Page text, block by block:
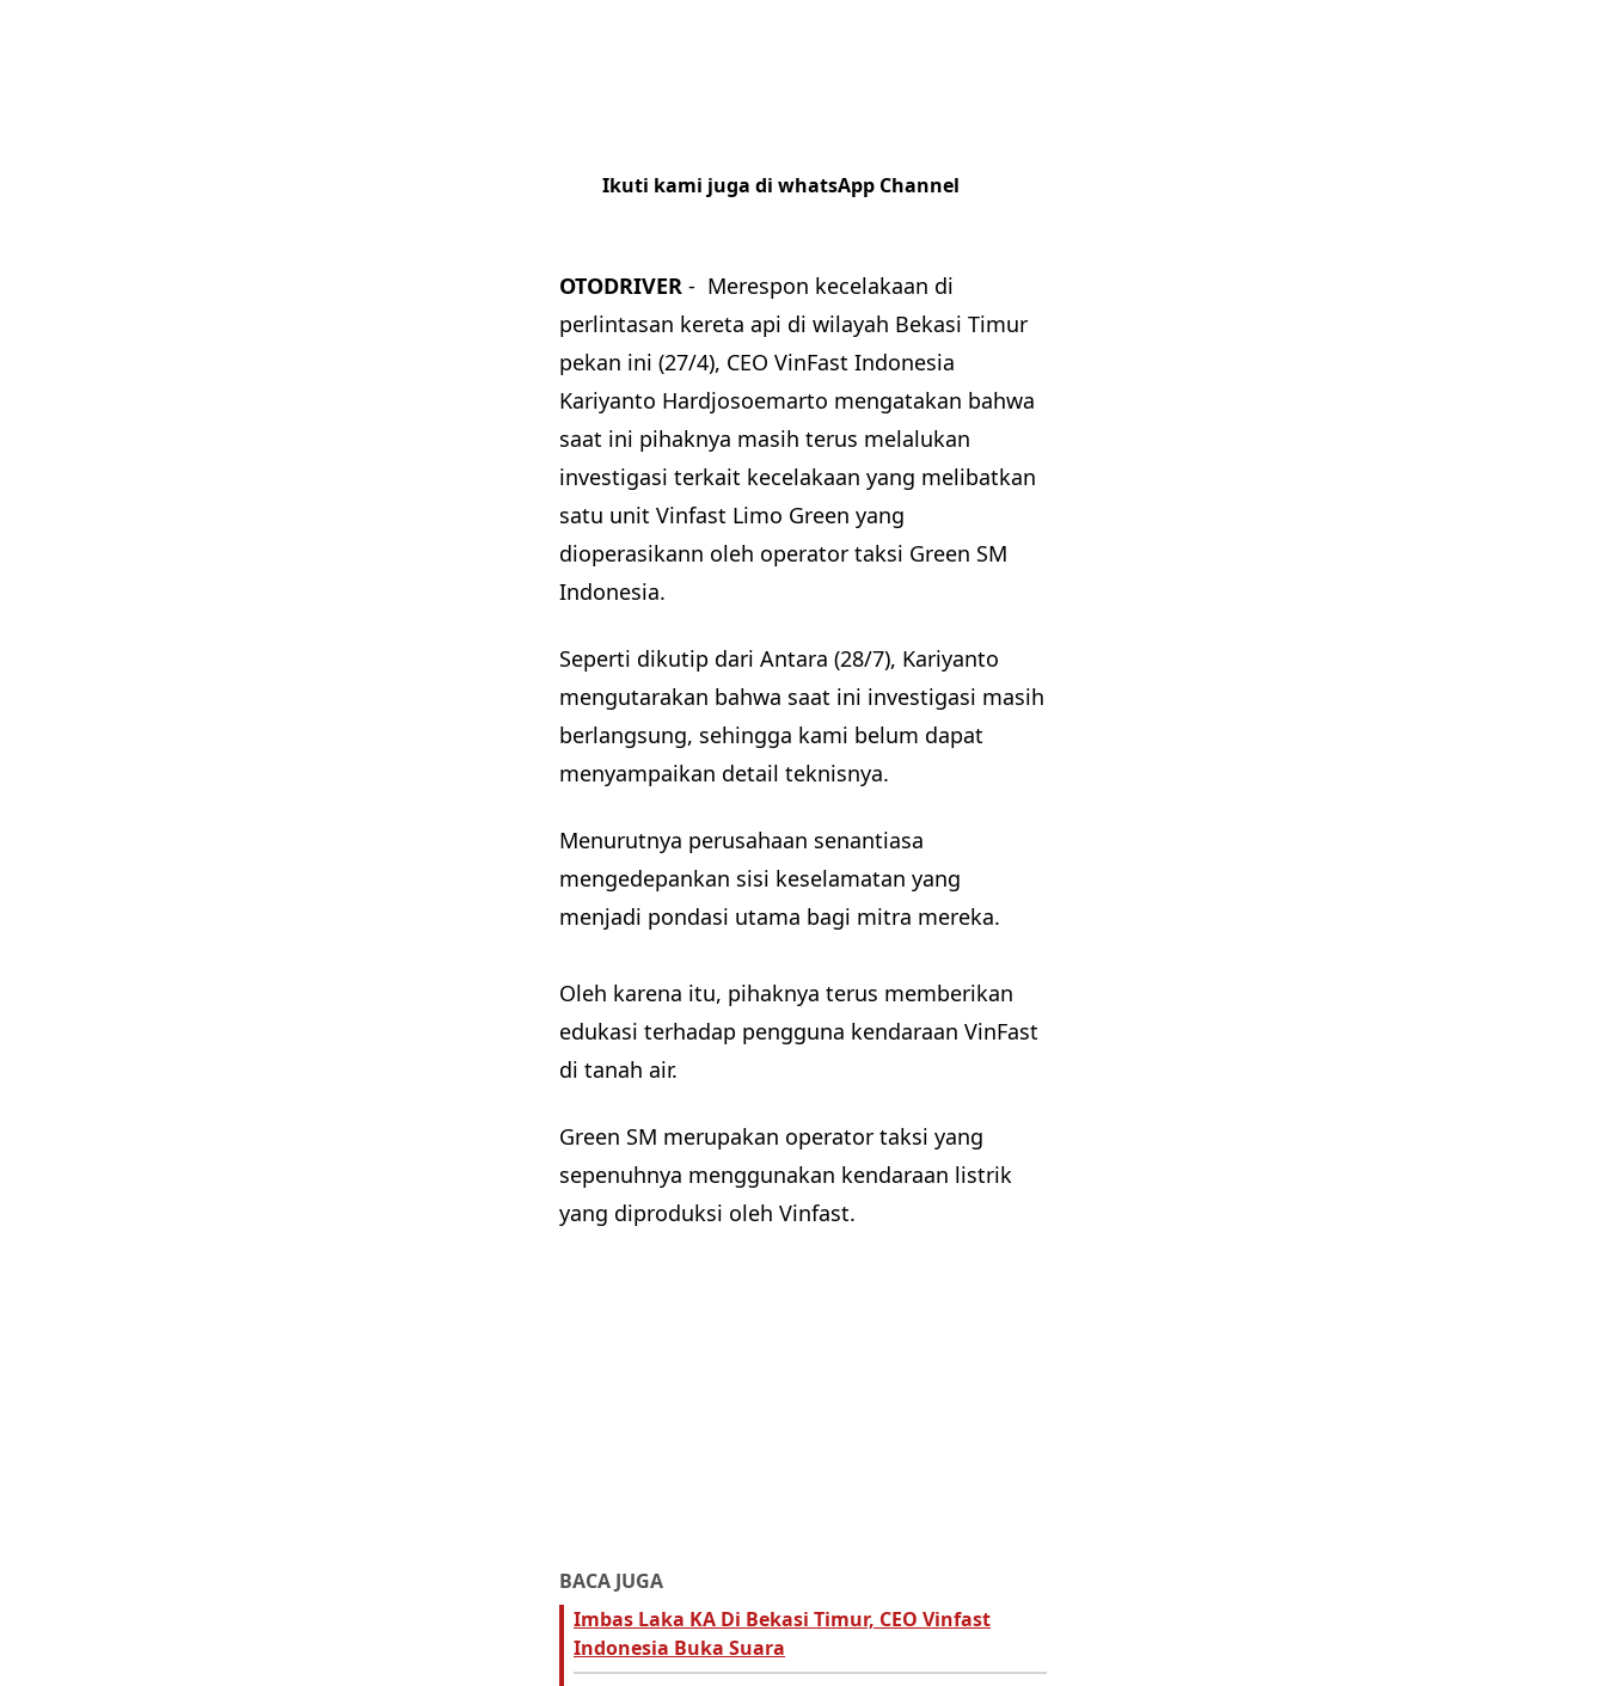
Ikuti kami juga di whatsApp Channel
OTODRIVER - Merespon kecelakaan di
perlintasan kereta api di wilayah Bekasi Timur
pekan ini (27/4), CEO VinFast Indonesia
Kariyanto Hardjosoemarto mengatakan bahwa
saat ini pihaknya masih terus melalukan
investigasi terkait kecelakaan yang melibatkan
satu unit Vinfast Limo Green yang
dioperasikann oleh operator taksi Green SM
Indonesia.
Seperti dikutip dari Antara (28/7), Kariyanto
mengutarakan bahwa saat ini investigasi masih
berlangsung, sehingga kami belum dapat
menyampaikan detail teknisnya.
Menurutnya perusahaan senantiasa
mengedepankan sisi keselamatan yang
menjadi pondasi utama bagi mitra mereka.
Oleh karena itu, pihaknya terus memberikan
edukasi terhadap pengguna kendaraan VinFast
di tanah air.
Green SM merupakan operator taksi yang
sepenuhnya menggunakan kendaraan listrik
yang diproduksi oleh Vinfast.
BACA JUGA
Imbas Laka KA Di Bekasi Timur, CEO Vinfast
Indonesia Buka Suara